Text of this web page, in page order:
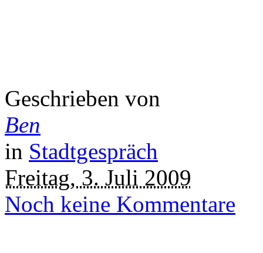
Geschrieben von
Ben
in Stadtgespräch
Freitag, 3. Juli 2009
Noch keine Kommentare